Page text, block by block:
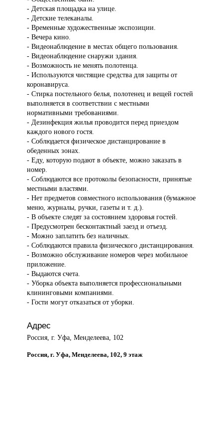
- Детская площадка на улице.
- Детские телеканалы.
- Временные художественные экспозиции.
- Вечера кино.
- Видеонаблюдение в местах общего пользования.
- Видеонаблюдение снаружи здания.
- Возможность не менять полотенца.
- Используются чистящие средства для защиты от
коронавируса.
- Стирка постельного белья, полотенец и вещей гостей
выполняется в соответствии с местными
нормативными требованиями.
- Дезинфекция жилья проводится перед приездом
каждого нового гостя.
- Соблюдается физическое дистанцирование в
обеденных зонах.
- Еду, которую подают в объекте, можно заказать в
номер.
- Соблюдаются все протоколы безопасности, принятые
местными властями.
- Нет предметов совместного использования (бумажное
меню, журналы, ручки, газеты и т. д.).
- В объекте следят за состоянием здоровья гостей.
- Предусмотрен бесконтактный заезд и отъезд.
- Можно заплатить без наличных.
- Соблюдаются правила физического дистанцирования.
- Возможно обслуживание номеров через мобильное
приложение.
- Выдаются счета.
- Уборка объекта выполняется профессиональными
клининговыми компаниями.
- Гости могут отказаться от уборки.
Адрес
Россия, г. Уфа, Менделеева, 102
Россия, г. Уфа, Менделеева, 102, 9 этаж